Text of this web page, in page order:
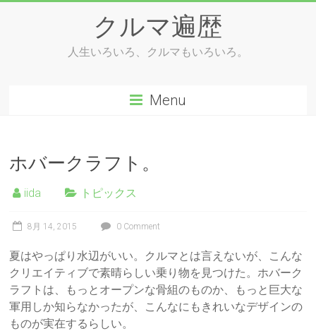
クルマ遍歴
人生いろいろ、クルマもいろいろ。
Menu
ホバークラフト。
iida トピックス
8月 14, 2015 0 Comment
夏はやっぱり水辺がいい。クルマとは言えないが、こんな
クリエイティブで素晴らしい乗り物を見つけた。ホバーク
ラフトは、もっとオープンな骨組のものか、もっと巨大な
軍用しか知らなかったが、こんなにもきれいなデザインの
ものが実在するらしい。